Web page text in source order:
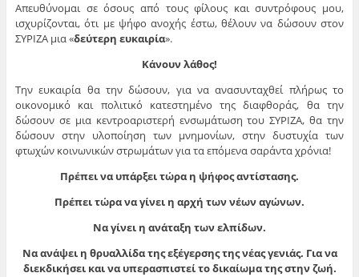
Απευθύνομαι σε όσους από τους φίλους και συντρόφους μου,
ισχυρίζονται, ότι με ψήφο ανοχής έστω, θέλουν να δώσουν στον
ΣΥΡΙΖΑ μια «δεύτερη ευκαιρία».
Κάνουν λάθος!
Την ευκαιρία θα την δώσουν, για να ανασυνταχθεί πλήρως το
οικονομικό και πολιτικό κατεστημένο της διαφθοράς, θα την
δώσουν σε μια κεντροαριστερή ενσωμάτωση του ΣΥΡΙΖΑ, θα την
δώσουν στην υλοποίηση των μνημονίων, στην δυστυχία των
φτωχών κοινωνικών στρωμάτων για τα επόμενα σαράντα χρόνια!
Πρέπει να υπάρξει τώρα η ψήφος αντίστασης.
Πρέπει τώρα να γίνει η αρχή των νέων αγώνων.
Να γίνει η ανάταξη των ελπίδων.
Να ανάψει η θρυαλλίδα της εξέγερσης της νέας γενιάς. Για να
διεκδικήσει και να υπερασπιστεί το δικαίωμα της στην ζωή.